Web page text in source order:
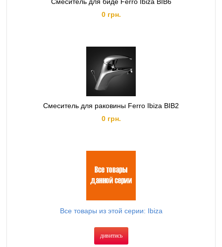
0 грн.
Смеситель для раковины Ferro Ibiza BIB2
0 грн.
Все товары из этой серии: Ibiza
дивитись